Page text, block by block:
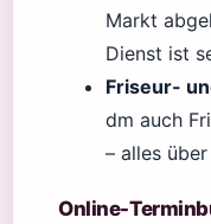
Markt
Dienst ist
Friseur-
dm auch
– alles
Online-